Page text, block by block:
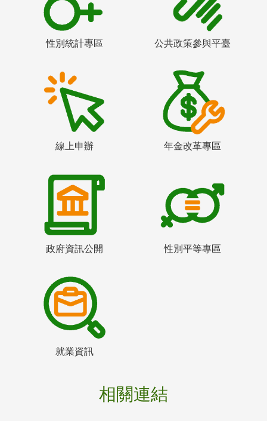
性別統計專區 公共政策參與平臺
線上申辦 年金改革專區
政府資訊公開 性別平等專區
就業資訊
相關連結